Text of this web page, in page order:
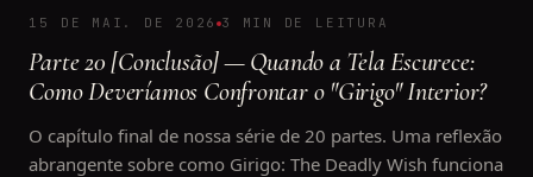
15 DE MAI. DE 2026 3 MIN DE LEITURA
Parte 20 [Conclusão] — Quando a Tela Escurece:
Como Deveríamos Confrontar o "Girigo" Interior?
O capítulo final de nossa série de 20 partes. Uma reflexão
abrangente sobre como Girigo: The Deadly Wish funciona